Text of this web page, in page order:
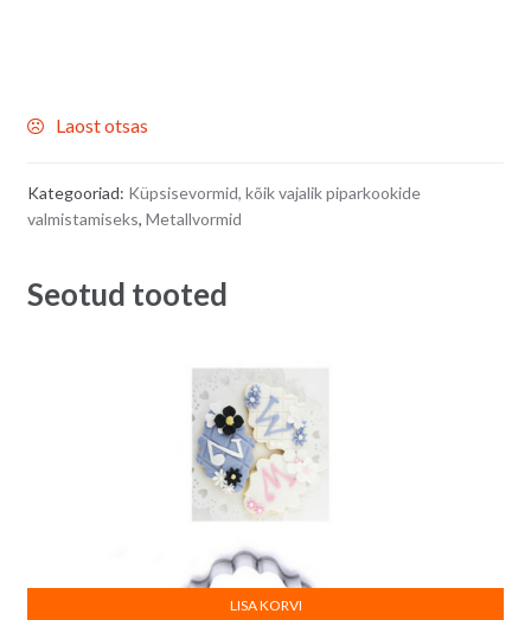
Laost otsas
Kategooriad: Küpsisevormid, kõik vajalik piparkookide
valmistamiseks, Metallvormid
Seotud tooted
LISA KORVI